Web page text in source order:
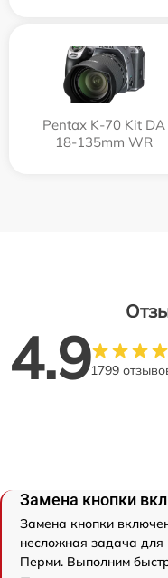
Pentax K-70 Kit DA
18-135mm WR
4.91799
Замена кнопки
Замена кнопки
несложная задача для
Перми. Выполним